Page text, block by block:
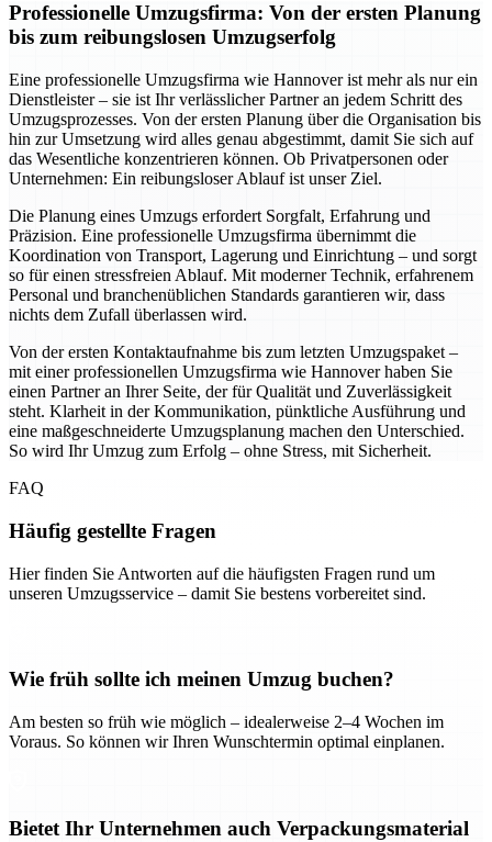
Professionelle Umzugsfirma: Von der ersten Planung
bis zum reibungslosen Umzugserfolg
Eine professionelle Umzugsfirma wie Hannover ist mehr als nur ein
Dienstleister – sie ist Ihr verlässlicher Partner an jedem Schritt des
Umzugsprozesses. Von der ersten Planung über die Organisation bis
hin zur Umsetzung wird alles genau abgestimmt, damit Sie sich auf
das Wesentliche konzentrieren können. Ob Privatpersonen oder
Unternehmen: Ein reibungsloser Ablauf ist unser Ziel.
Die Planung eines Umzugs erfordert Sorgfalt, Erfahrung und
Präzision. Eine professionelle Umzugsfirma übernimmt die
Koordination von Transport, Lagerung und Einrichtung – und sorgt
so für einen stressfreien Ablauf. Mit moderner Technik, erfahrenem
Personal und branchenüblichen Standards garantieren wir, dass
nichts dem Zufall überlassen wird.
Von der ersten Kontaktaufnahme bis zum letzten Umzugspaket –
mit einer professionellen Umzugsfirma wie Hannover haben Sie
einen Partner an Ihrer Seite, der für Qualität und Zuverlässigkeit
steht. Klarheit in der Kommunikation, pünktliche Ausführung und
eine maßgeschneiderte Umzugsplanung machen den Unterschied.
So wird Ihr Umzug zum Erfolg – ohne Stress, mit Sicherheit.
FAQ
Häufig gestellte Fragen
Hier finden Sie Antworten auf die häufigsten Fragen rund um
unseren Umzugsservice – damit Sie bestens vorbereitet sind.
Wie früh sollte ich meinen Umzug buchen?
Am besten so früh wie möglich – idealerweise 2–4 Wochen im
Voraus. So können wir Ihren Wunschtermin optimal einplanen.
Bietet Ihr Unternehmen auch Verpackungsmaterial